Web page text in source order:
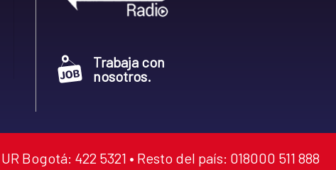
Trabaja con
nosotros.
Bogotá: 422 5321 • Resto del país: 018000 511 888